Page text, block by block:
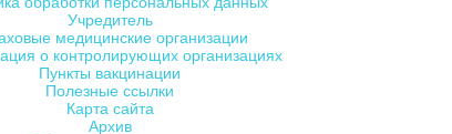
Учредитель
медицинские организации
о контролирующих организациях
Пункты вакцинации
Полезные ссылки
Карта сайта
Архив